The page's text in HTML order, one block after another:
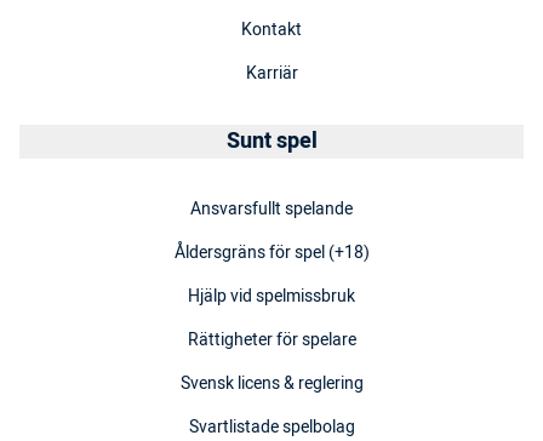
Kontakt
Karriär
Sunt spel
Ansvarsfullt spelande
Åldersgräns för spel (+18)
Hjälp vid spelmissbruk
Rättigheter för spelare
Svensk licens & reglering
Svartlistade spelbolag